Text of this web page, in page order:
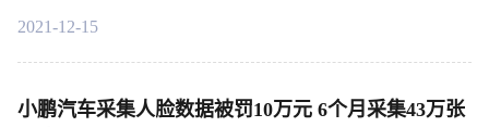
2021-12-15
小鹏汽车采集人脸数据被罚10万元 6个月采集43万张